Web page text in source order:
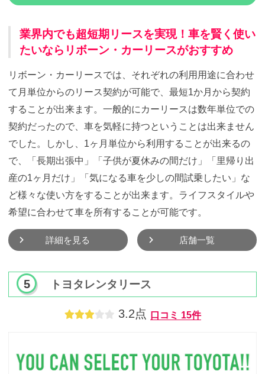
業界内でも超短期リースを実現！車を賢く使い
たいならリボーン・カーリースがおすすめ
リボーン・カーリースでは、それぞれの利用用途に合わせ
て月単位からのリース契約が可能で、最短1か月から契約
することが出来ます。一般的にカーリースは数年単位での
契約だったので、車を気軽に持つということは出来ません
でした。しかし、1ヶ月単位から利用することが出来るの
で、「長期出張中」「子供が夏休みの間だけ」「里帰り出
産の1ヶ月だけ」「気になる車を少しの間試乗したい」な
ど様々な使い方をすることが出来ます。ライフスタイルや
希望に合わせて車を所有することが可能です。
詳細を見る 店舗一覧
トヨタレンタリース
3.2点 口コミ 15件